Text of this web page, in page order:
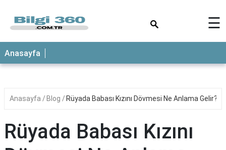
ANASAYFA
☰
Anasayfa
Anasayfa Blog Rüyada Babası Kızını Dövmesi Ne Anlama Gelir?
Rüyada Babası Kızını